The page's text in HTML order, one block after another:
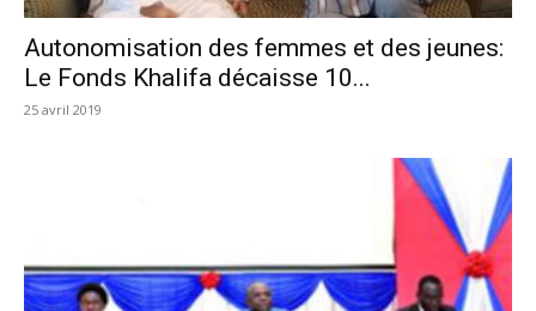
Autonomisation des femmes et des jeunes:
Le Fonds Khalifa décaisse 10...
25 avril 2019